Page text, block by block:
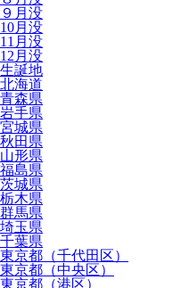
９月没
10月没
11月没
12月没
生誕地
北海道
青森県
岩手県
宮城県
秋田県
山形県
福島県
茨城県
栃木県
群馬県
埼玉県
千葉県
東京都（千代田区）
東京都（中央区）
東京都（港区）